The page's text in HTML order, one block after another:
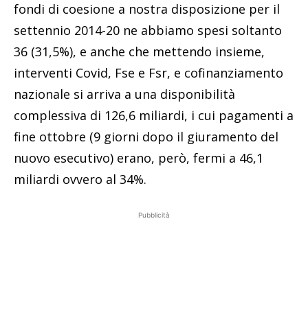
fondi di coesione a nostra disposizione per il
settennio 2014-20 ne abbiamo spesi soltanto
36 (31,5%), e anche che mettendo insieme,
interventi Covid, Fse e Fsr, e cofinanziamento
nazionale si arriva a una disponibilità
complessiva di 126,6 miliardi, i cui pagamenti a
fine ottobre (9 giorni dopo il giuramento del
nuovo esecutivo) erano, però, fermi a 46,1
miliardi ovvero al 34%.
Pubblicità